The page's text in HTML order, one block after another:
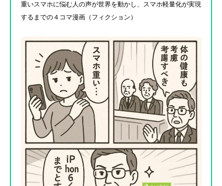
重いスマホに悩む人の声が世界を動かし、スマホ軽量化が実現
するまでの４コマ漫画（フィクション）